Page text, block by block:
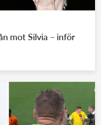
mot Silvia – inför